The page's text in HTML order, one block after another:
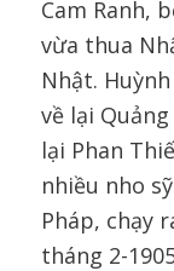
Cam Ranh,
vừa thua
Nhật.
về lại
lại Phan
nhiều nho
Pháp, chạy
tháng 2-